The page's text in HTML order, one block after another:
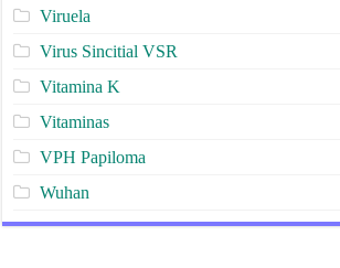
Viruela
Virus Sincitial VSR
Vitamina K
Vitaminas
VPH Papiloma
Wuhan